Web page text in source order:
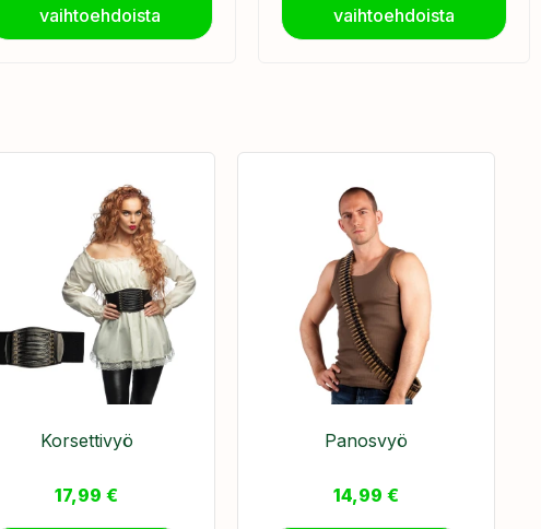
vaihtoehdoista
vaihtoehdoista
Korsettivyö
17,99 €
Panosvyö
14,99 €